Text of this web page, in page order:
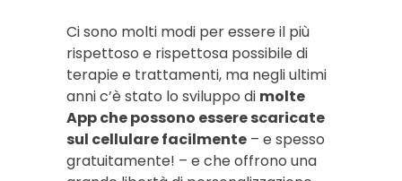
Ci sono molti modi per essere il più
rispettoso e rispettosa possibile di
terapie e trattamenti, ma negli ultimi
anni c’è stato lo sviluppo di molte
App che possono essere scaricate
sul cellulare facilmente – e spesso
gratuitamente! – e che offrono una